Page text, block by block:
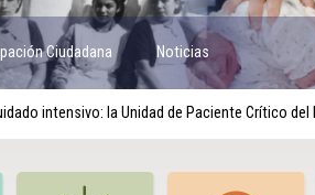
Ciudadana Noticias
intensivo: la Unidad de Paciente Crítico